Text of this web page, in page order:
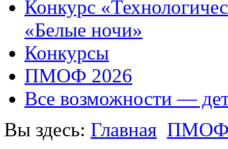
Конкурс
«Белые ночи»
Конкурсы
ПМОФ 2026
Все возможности —
Вы здесь: Главная